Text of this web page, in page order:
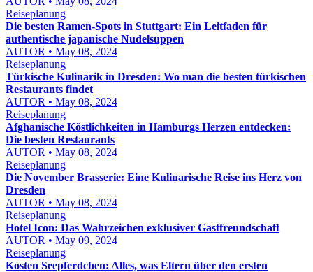
Reiseplanung
Die besten Ramen-Spots in Stuttgart: Ein Leitfaden für
authentische japanische Nudelsuppen
AUTOR • May 08, 2024
Reiseplanung
Türkische Kulinarik in Dresden: Wo man die besten türkischen
Restaurants findet
AUTOR • May 08, 2024
Reiseplanung
Afghanische Köstlichkeiten in Hamburgs Herzen entdecken:
Die besten Restaurants
AUTOR • May 08, 2024
Reiseplanung
Die November Brasserie: Eine Kulinarische Reise ins Herz von
Dresden
AUTOR • May 08, 2024
Reiseplanung
Hotel Icon: Das Wahrzeichen exklusiver Gastfreundschaft
AUTOR • May 09, 2024
Reiseplanung
Kosten Seepferdchen: Alles, was Eltern über den ersten